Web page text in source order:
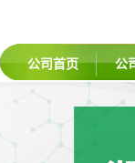
公司首页 公